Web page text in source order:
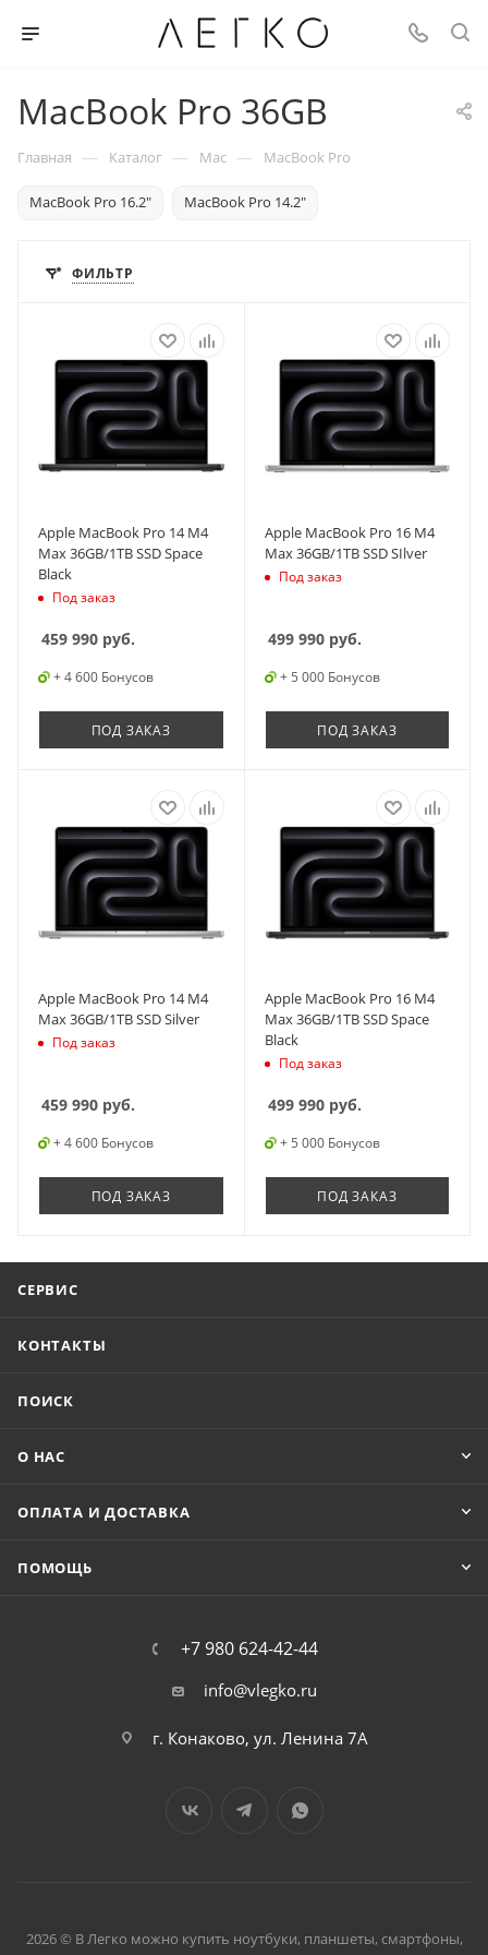
MacBook Pro 36GB
Главная — Каталог — Mac — MacBook Pro
MacBook Pro 16.2" MacBook Pro 14.2"
ФИЛЬТР
Apple MacBook Pro 14 M4
Max 36GB/1TB SSD Space
Black
Под заказ
459 990 руб.
+ 4 600 Бонусов
ПОД ЗАКАЗ
Apple MacBook Pro 16 M4
Max 36GB/1TB SSD SIlver
Под заказ
499 990руб.
+ 5 000 Бонусов
ПОД ЗАКАЗ
Apple MacBook Pro 14 M4
Max 36GB/1TB SSD Silver
Под заказ
459 990 руб.
+ 4 600 Бонусов
ПОД ЗАКАЗ
Apple MacBook Pro 16 M4
Max 36GB/1TB SSD Space
Black
Под заказ
499 990руб.
+ 5 000 Бонусов
ПОД ЗАКАЗ
СЕРВИС
КОНТАКТЫ
ПОИСК
О НАС
ОПЛАТА И ДОСТАВКА
ПОМОЩЬ
+7 980 624-42-44
info@vlegko.ru
г. Конаково, ул. Ленина 7А
2026 © В Легко можно купить ноутбуки, планшеты, смартфоны,